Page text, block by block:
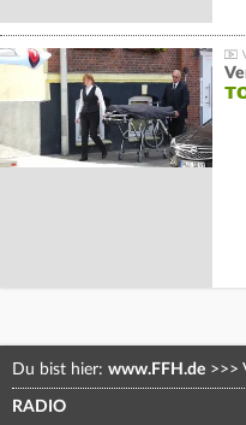
Du bist hier: www.FFH.de >>>
RADIO